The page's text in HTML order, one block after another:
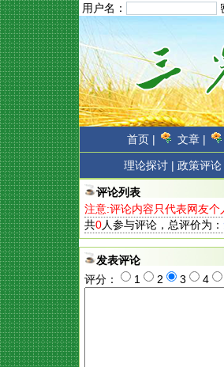
用户名：
首页 | 文章 |
理论探讨 | 政策评论
评论列表
注意:评论内容只代表网友
共0人参与评论，总评价为：
发表评论
评分：
1 2 3 4